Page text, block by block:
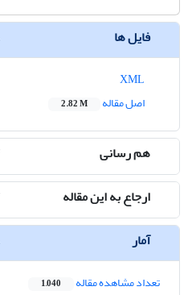
فایل ها
اصل مقاله
2.82 M
هم رسانی
ارجاع به این مقاله
آمار
تعداد مشاهده مقاله 1,040